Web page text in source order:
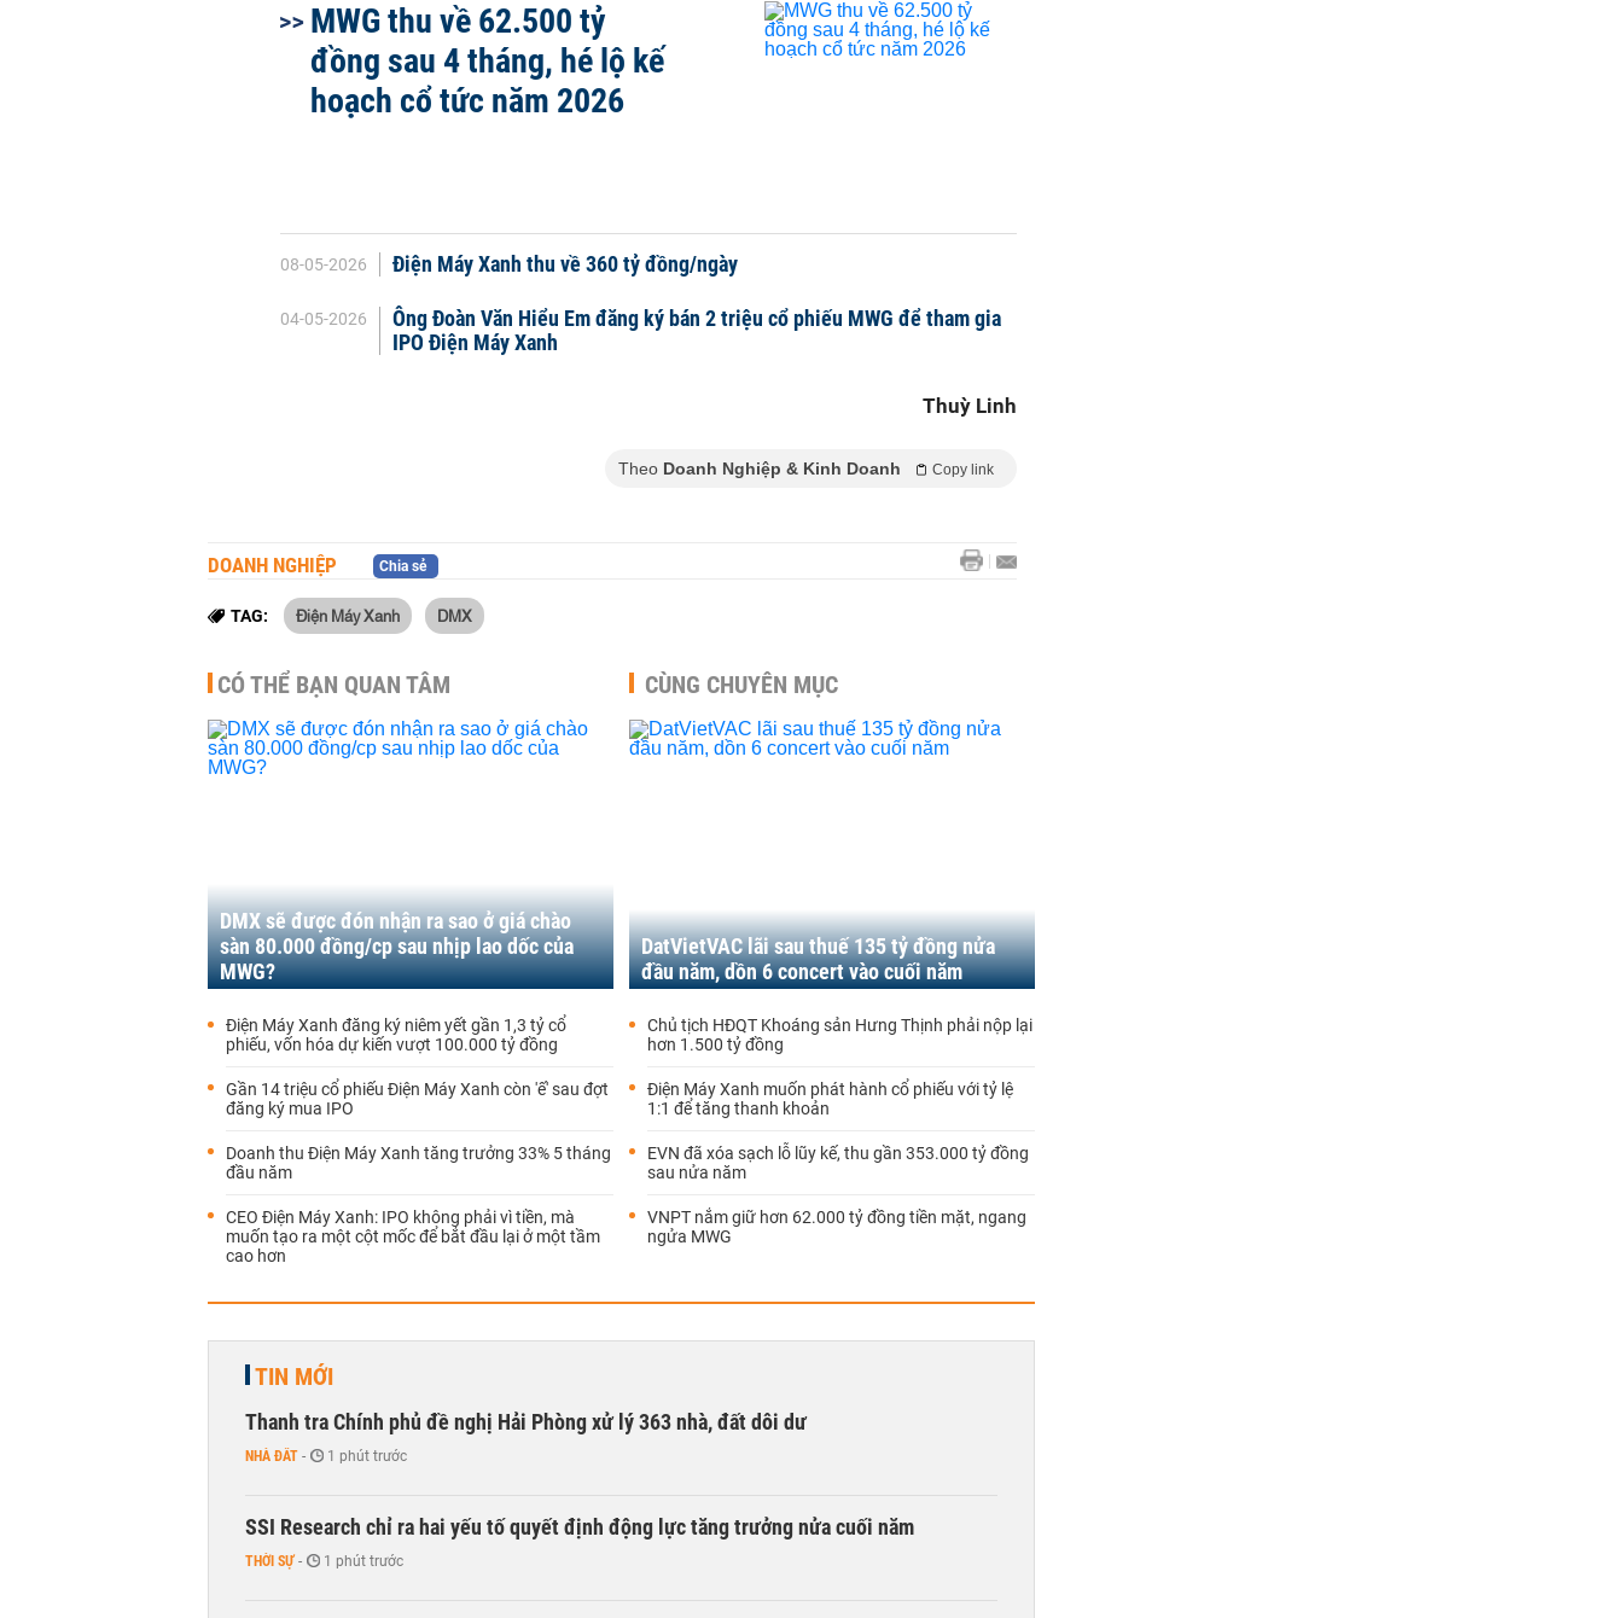
MWG thu về 62.500 tỷ
đồng sau 4 tháng, hé lộ kế
hoạch cổ tức năm 2026
08-05-2026 Điện Máy Xanh thu về 360 tỷ đồng/ngày
04-05-2026
Ông Đoàn Văn Hiểu Em đăng ký bán 2 triệu cổ phiếu MWG để tham gia
IPO Điện Máy Xanh
Thuỳ Linh
Theo Doanh Nghiệp & Kinh Doanh Copy link
DOANH NGHIỆP Chia sẻ
TAG: Điện Máy Xanh DMX
CÓ THỂ BẠN QUAN TÂM
DMX sẽ được đón nhận ra sao ở giá chào
sàn 80.000 đồng/cp sau nhịp lao dốc của
MWG?
Điện Máy Xanh đăng ký niêm yết gần 1,3 tỷ cổ
phiếu, vốn hóa dự kiến vượt 100.000 tỷ đồng
Gần 14 triệu cổ phiếu Điện Máy Xanh còn 'ế' sau đợt
đăng ký mua IPO
Doanh thu Điện Máy Xanh tăng trưởng 33% 5 tháng
đầu năm
CEO Điện Máy Xanh: IPO không phải vì tiền, mà
muốn tạo ra một cột mốc để bắt đầu lại ở một tầm
cao hơn
CÙNG CHUYÊN MỤC
DatVietVAC lãi sau thuế 135 tỷ đồng nửa
đầu năm, dồn 6 concert vào cuối năm
Chủ tịch HĐQT Khoáng sản Hưng Thịnh phải nộp lại
hơn 1.500 tỷ đồng
Điện Máy Xanh muốn phát hành cổ phiếu với tỷ lệ
1:1 để tăng thanh khoản
EVN đã xóa sạch lỗ lũy kế, thu gần 353.000 tỷ đồng
sau nửa năm
VNPT nắm giữ hơn 62.000 tỷ đồng tiền mặt, ngang
ngửa MWG
TIN MỚI
Thanh tra Chính phủ đề nghị Hải Phòng xử lý 363 nhà, đất dôi dư
NHÀ ĐẤT - 1 phút trước
SSI Research chỉ ra hai yếu tố quyết định động lực tăng trưởng nửa cuối năm
THỜI SỰ - 1 phút trước